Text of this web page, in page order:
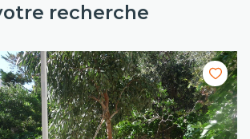
recherche